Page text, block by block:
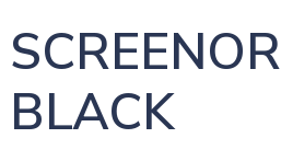
BLACK